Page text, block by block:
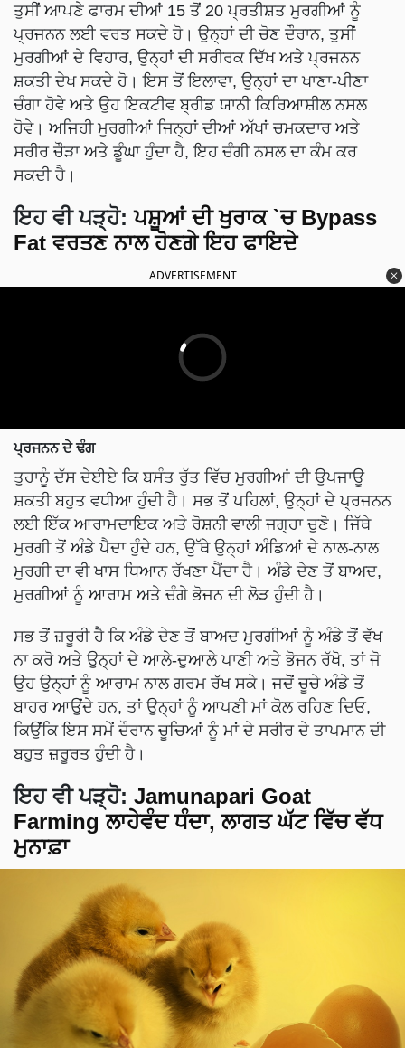
ਤੁਸੀਂ ਆਪਣੇ ਫਾਰਮ ਦੀਆਂ 15 ਤੋਂ 20 ਪ੍ਰਤੀਸ਼ਤ ਮੁਰਗੀਆਂ ਨੂੰ
ਪ੍ਰਜਨਨ ਲਈ ਵਰਤ ਸਕਦੇ ਹੋ। ਉਨ੍ਹਾਂ ਦੀ ਚੋਣ ਦੌਰਾਨ, ਤੁਸੀਂ
ਮੁਰਗੀਆਂ ਦੇ ਵਿਹਾਰ, ਉਨ੍ਹਾਂ ਦੀ ਸਰੀਰਕ ਦਿੱਖ ਅਤੇ ਪ੍ਰਜਨਨ
ਸ਼ਕਤੀ ਦੇਖ ਸਕਦੇ ਹੋ। ਇਸ ਤੋਂ ਇਲਾਵਾ, ਉਨ੍ਹਾਂ ਦਾ ਖਾਣਾ-ਪੀਣਾ
ਚੰਗਾ ਹੋਵੇ ਅਤੇ ਉਹ ਇਕਟੀਵ ਬ੍ਰੀਡ ਯਾਨੀ ਕਿਰਿਆਸ਼ੀਲ ਨਸਲ
ਹੋਵੇ। ਅਜਿਹੀ ਮੁਰਗੀਆਂ ਜਿਨ੍ਹਾਂ ਦੀਆਂ ਅੱਖਾਂ ਚਮਕਦਾਰ ਅਤੇ
ਸਰੀਰ ਚੌੜਾ ਅਤੇ ਡੂੰਘਾ ਹੁੰਦਾ ਹੈ, ਇਹ ਚੰਗੀ ਨਸਲ ਦਾ ਕੰਮ ਕਰ
ਸਕਦੀ ਹੈ।
ਇਹ ਵੀ ਪੜ੍ਹੋ: ਪਸ਼ੂਆਂ ਦੀ ਖੁਰਾਕ `ਚ Bypass
Fat ਵਰਤਣ ਨਾਲ ਹੋਣਗੇ ਇਹ ਫਾਇਦੇ
ADVERTISEMENT
ਪ੍ਰਜਨਨ ਦੇ ਢੰਗ
ਤੁਹਾਨੂੰ ਦੱਸ ਦੇਈਏ ਕਿ ਬਸੰਤ ਰੁੱਤ ਵਿੱਚ ਮੁਰਗੀਆਂ ਦੀ ਉਪਜਾਊ
ਸ਼ਕਤੀ ਬਹੁਤ ਵਧੀਆ ਹੁੰਦੀ ਹੈ। ਸਭ ਤੋਂ ਪਹਿਲਾਂ, ਉਨ੍ਹਾਂ ਦੇ ਪ੍ਰਜਨਨ
ਲਈ ਇੱਕ ਆਰਾਮਦਾਇਕ ਅਤੇ ਰੋਸ਼ਨੀ ਵਾਲੀ ਜਗ੍ਹਾ ਚੁਣੋ। ਜਿੱਥੇ
ਮੁਰਗੀ ਤੋਂ ਅੰਡੇ ਪੈਦਾ ਹੁੰਦੇ ਹਨ, ਉੱਥੇ ਉਨ੍ਹਾਂ ਅੰਡਿਆਂ ਦੇ ਨਾਲ-ਨਾਲ
ਮੁਰਗੀ ਦਾ ਵੀ ਖਾਸ ਧਿਆਨ ਰੱਖਣਾ ਪੈਂਦਾ ਹੈ। ਅੰਡੇ ਦੇਣ ਤੋਂ ਬਾਅਦ,
ਮੁਰਗੀਆਂ ਨੂੰ ਆਰਾਮ ਅਤੇ ਚੰਗੇ ਭੋਜਨ ਦੀ ਲੋੜ ਹੁੰਦੀ ਹੈ।
ਸਭ ਤੋਂ ਜ਼ਰੂਰੀ ਹੈ ਕਿ ਅੰਡੇ ਦੇਣ ਤੋਂ ਬਾਅਦ ਮੁਰਗੀਆਂ ਨੂੰ ਅੰਡੇ ਤੋਂ ਵੱਖ
ਨਾ ਕਰੋ ਅਤੇ ਉਨ੍ਹਾਂ ਦੇ ਆਲੇ-ਦੁਆਲੇ ਪਾਣੀ ਅਤੇ ਭੋਜਨ ਰੱਖੋ, ਤਾਂ ਜੋ
ਉਹ ਉਨ੍ਹਾਂ ਨੂੰ ਆਰਾਮ ਨਾਲ ਗਰਮ ਰੱਖ ਸਕੇ। ਜਦੋਂ ਚੂਚੇ ਅੰਡੇ ਤੋਂ
ਬਾਹਰ ਆਉਂਦੇ ਹਨ, ਤਾਂ ਉਨ੍ਹਾਂ ਨੂੰ ਆਪਣੀ ਮਾਂ ਕੋਲ ਰਹਿਣ ਦਿਓ,
ਕਿਉਂਕਿ ਇਸ ਸਮੇਂ ਦੌਰਾਨ ਚੂਚਿਆਂ ਨੂੰ ਮਾਂ ਦੇ ਸਰੀਰ ਦੇ ਤਾਪਮਾਨ ਦੀ
ਬਹੁਤ ਜ਼ਰੂਰਤ ਹੁੰਦੀ ਹੈ।
ਇਹ ਵੀ ਪੜ੍ਹੋ: Jamunapari Goat
Farming ਲਾਹੇਵੰਦ ਧੰਦਾ, ਲਾਗਤ ਘੱਟ ਵਿੱਚ ਵੱਧ
ਮੁਨਾਫ਼ਾ